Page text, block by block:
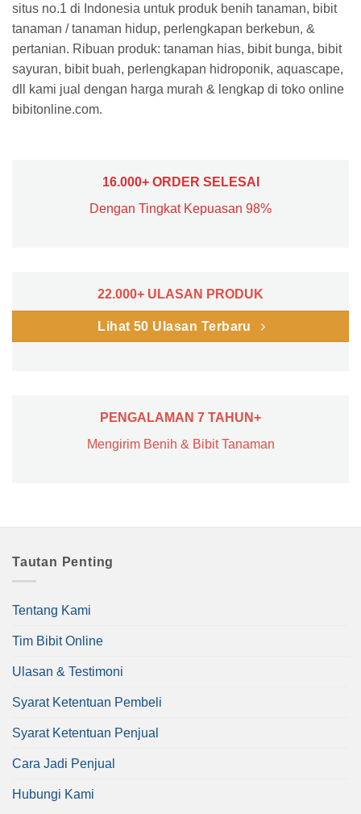
situs no.1 di Indonesia untuk produk benih tanaman, bibit
tanaman / tanaman hidup, perlengkapan berkebun, &
pertanian. Ribuan produk: tanaman hias, bibit bunga, bibit
sayuran, bibit buah, perlengkapan hidroponik, aquascape,
dll kami jual dengan harga murah & lengkap di toko online
bibitonline.com.
16.000+ ORDER SELESAI
Dengan Tingkat Kepuasan 98%
22.000+ ULASAN PRODUK
Lihat 50 Ulasan Terbaru
PENGALAMAN 7 TAHUN+
Mengirim Benih & Bibit Tanaman
Tautan Penting
Tentang Kami
Tim Bibit Online
Ulasan & Testimoni
Syarat Ketentuan Pembeli
Syarat Ketentuan Penjual
Cara Jadi Penjual
Hubungi Kami